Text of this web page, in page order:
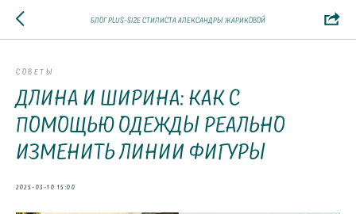
Блог plus-size стилиста Александры Жариковой
СОВЕТЫ
Длина и ширина: как с
помощью одежды реально
изменить линии фигуры
2025-03-10 15:00